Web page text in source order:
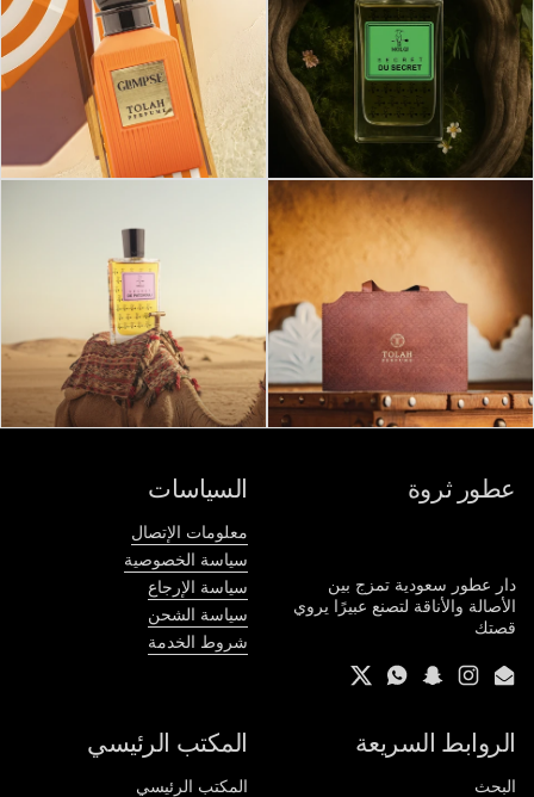
عطور ثروة
دار عطور سعودية تمزج بين
الأصالة والأناقة لتصنع عبيرًا يروي
قصتك
Email
Instagram
Snapchat
WhatsApp
Twitter
السياسات
معلومات الإتصال
سياسة الخصوصية
سياسة الإرجاع
سياسة الشحن
شروط الخدمة
الروابط السريعة
البحث
المكتب الرئيسي
المكتب الرئيسي